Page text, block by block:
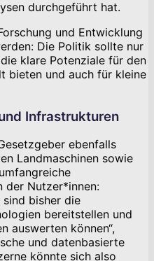
durchgeführt hat.
und Entwicklung
Die Politik sollte nur
klare Potenziale für den
bieten und auch für kleine
Infrastrukturen
ebenfalls
Landmaschinen sowie
der Nutzer*innen:
sind bisher die
bereitstellen und
auswerten können“,
und datenbasierte
könnte sich also